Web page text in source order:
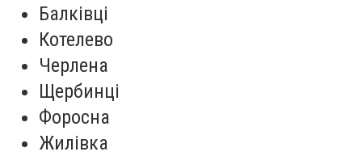
Балківці
Котелево
Черлена
Щербинці
Форосна
Жилівка